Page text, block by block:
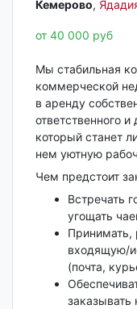
Кемерово‎,
от 40 000 руб
Мы стабильная
коммерческой
в аренду
ответственного
который станет
нем уютную
Чем предстоит
Встречать
угощать
Принимать,
входящую/
(почта,